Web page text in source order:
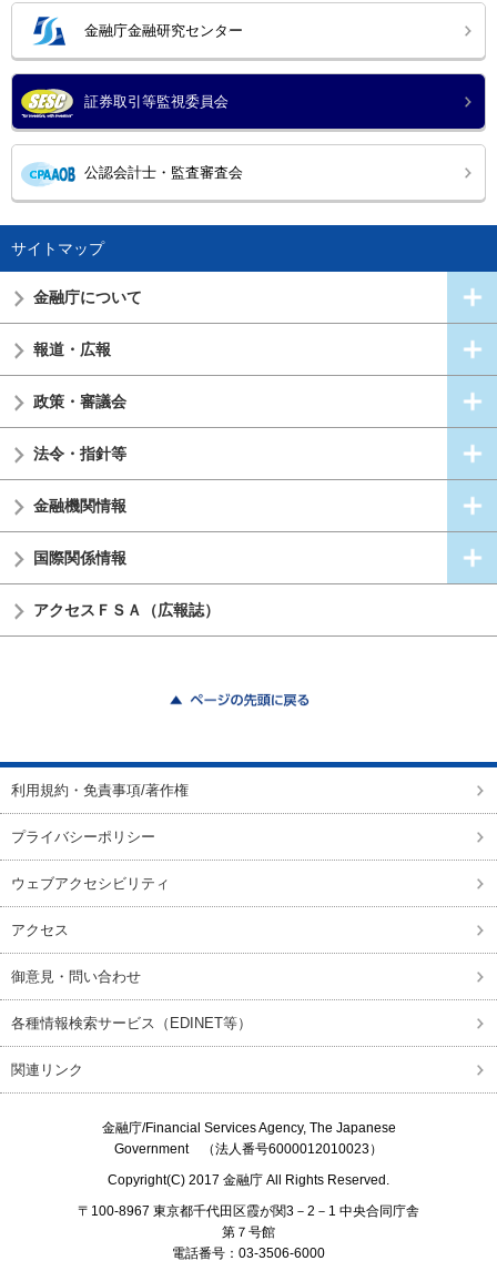
金融庁金融研究センター
証券取引等監視委員会
公認会計士・監査審査会
サイトマップ
金融庁について
報道・広報
政策・審議会
法令・指針等
金融機関情報
国際関係情報
アクセスＦＳＡ（広報誌）
利用規約・免責事項/著作権
プライバシーポリシー
ウェブアクセシビリティ
アクセス
御意見・問い合わせ
各種情報検索サービス（EDINET等）
関連リンク
金融庁/Financial Services Agency, The Japanese
Government（法人番号6000012010023）
Copyright(C) 2017 金融庁 All Rights Reserved.
〒100-8967 東京都千代田区霞が関3－2－1 中央合同庁舎
第７号館
電話番号：03-3506-6000